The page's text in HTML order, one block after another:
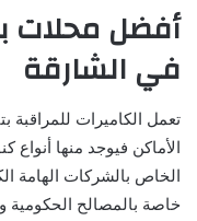
أفضل محلات
في الشارقة
تعمل الكاميرات للمراقبة
الأماكن فيوجد منها أنواع
الخاص بالشركات الهامة
خاصة بالمصالح الحكومية